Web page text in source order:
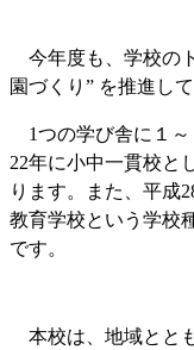
今年度も、学校の
園づくり” を推進し
1つの学び舎に１
22年に小中一貫校と
ります。また、平成
教育学校という学校
です。
本校は、地域とと